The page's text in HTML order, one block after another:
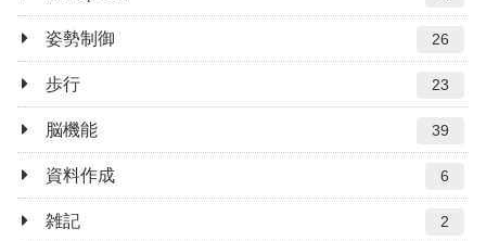
姿勢制御 26
歩行 23
脳機能 39
資料作成 6
雑記 2